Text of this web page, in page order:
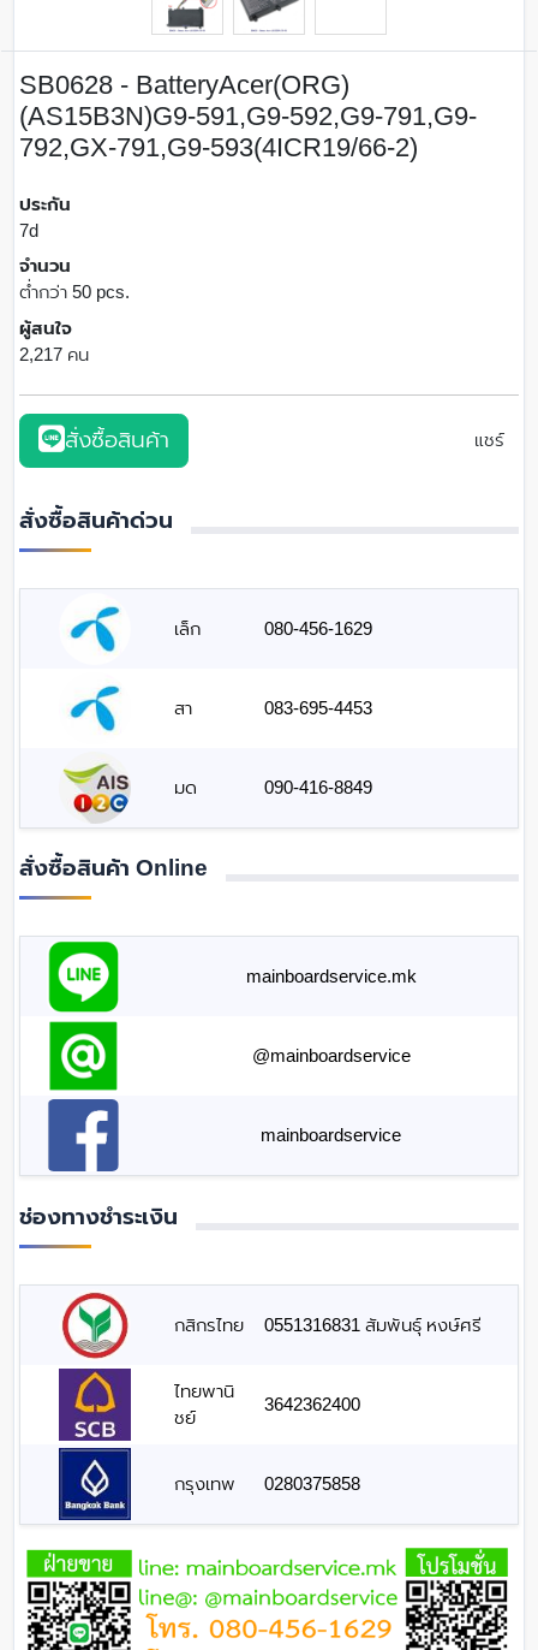
SB0628 - BatteryAcer(ORG)
(AS15B3N)G9-591,G9-592,G9-791,G9-
792,GX-791,G9-593(4ICR19/66-2)
ประกัน
7d
จำนวน
ต่ำกว่า 50 pcs.
ผู้สนใจ
2,217 คน
สั่งซื้อสินค้า แชร์
สั่งซื้อสินค้าด่วน
เล็ก 080-456-1629
สา 083-695-4453
มด 090-416-8849
สั่งซื้อสินค้า Online
mainboardservice.mk
@mainboardservice
mainboardservice
ช่องทางชำระเงิน
กสิกรไทย 0551316831 สัมพันธุ์ หงษ์ศรี
ไทยพานิ
ชย์
3642362400
กรุงเทพ 0280375858